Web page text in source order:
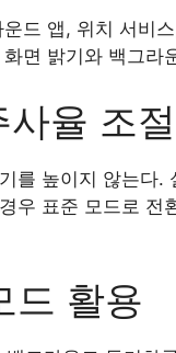
드 앱, 위치 서비
면 밝기와 백그라
율 조절
를 높이지 않는다
우 표준 모드로 전
드 활용